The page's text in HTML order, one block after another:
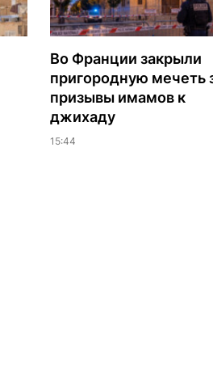
Во Франции закрыли
пригородную мечеть
призывы имамов к
джихаду
15:44